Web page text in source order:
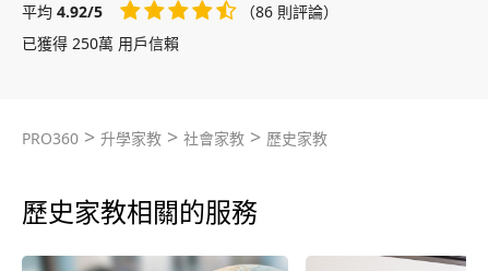
平均 4.92/5
（86 則評論）
已獲得 250萬 用戶信賴
PRO360 > 升學家教 > 社會家教 > 歷史家教
歷史家教相關的服務